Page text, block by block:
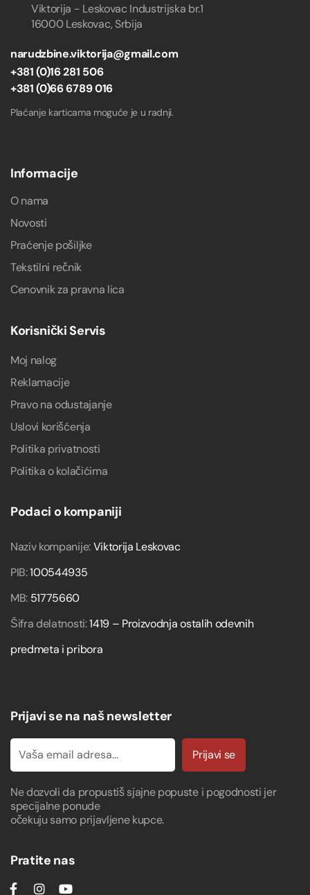
Viktorija - Leskovac Industrijska br.1
16000 Leskovac, Srbija
narudzbine.viktorija@gmail.com
+381 (0)16 281 506
+381 (0)66 6789 016
Plaćanje karticama moguće je u radnji.
Informacije
O nama
Novosti
Praćenje pošiljke
Tekstilni rečnik
Cenovnik za pravna lica
Korisnički Servis
Moj nalog
Reklamacije
Pravo na odustajanje
Uslovi korišćenja
Politika privatnosti
Politika o kolačićima
Podaci o kompaniji
Naziv kompanije:Viktorija Leskovac
PIB:100544935
MB: 51775660
Šifra delatnosti:1419 – Proizvodnja ostalih odevnih
predmeta i pribora
Prijavi se na naš newsletter
Prijavi se
Ne dozvoli da propustiš sjajne popuste i pogodnosti jer
specijalne ponude
očekuju samo prijavljene kupce.
Pratite nas